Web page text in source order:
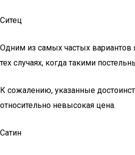
Ситец
Одним из самых частых вариантов
тех случаях, когда такими
К сожалению, указанные
относительно невысокая цена.
Сатин